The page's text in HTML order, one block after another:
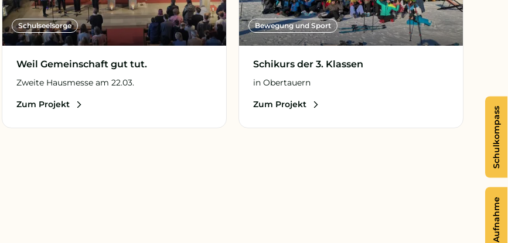
Schulseelsorge
Weil Gemeinschaft gut tut.
Zweite Hausmesse am 22.03.
Zum Projekt
Bewegung und Sport
Schikurs der 3. Klassen
in Obertauern
Zum Projekt
Aufnahme
Schulkompass